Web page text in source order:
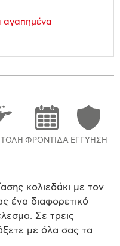
αγαπημένα
ΦΡΟΝΤΊΔΑ ΕΓΓΎΗΣΗ
κολιεδάκι με τον
ένα διαφορετικό
Σε τρεις
με όλα σας τα